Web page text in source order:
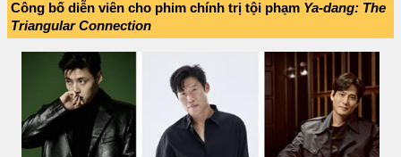
Công bố diễn viên cho phim chính trị tội phạm Ya-dang: The
Triangular Connection